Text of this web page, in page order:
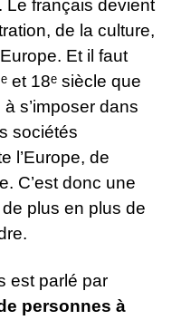
Le français devient
de la culture,
Et il faut
et 18ᵉ siècle que
s’imposer dans
sociétés
l’Europe, de
C’est donc une
plus en plus de
est parlé par
personnes à